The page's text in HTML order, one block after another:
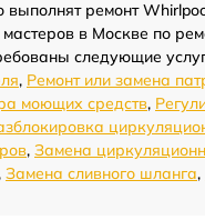
выполнят ремонт
в Москве по
следующие
, Ремонт или замена
моющих средств,
, Замена
Замена сливного шланга,